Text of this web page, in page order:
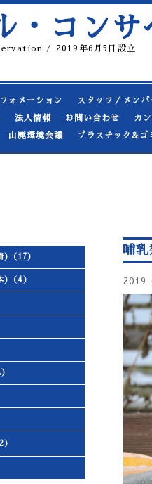
・コン
/ 2019年6月5日設立
ォメーション スタッフ／メンバ
法人情報 お問い合わせ カ
山鹿環境会議 プラスチック&ゴ
)（17）
)（4）
哺乳